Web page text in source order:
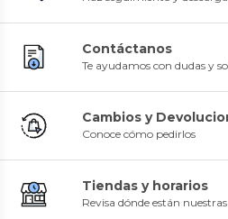
Contáctanos
Te ayudamos con dudas y
Cambios y
Conoce cómo pedirlos
Tiendas y horarios
Revisa dónde están